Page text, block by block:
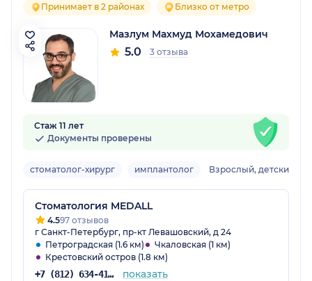
Принимает в 2 районах Близко от метро
Мазлум Махмуд Мохамедович
5.0 3 отзыва
Стаж 11 лет
Документы проверены
стоматолог-хирург имплантолог Взрослый, детский
Стоматология MEDALL
4.597 отзывов
г Санкт-Петербург, пр-кт Левашовский, д 24
Петроградская (1.6 км)
Чкаловская (1 км)
Крестовский остров (1.8 км)
+7 (812) 634-41-16 показать